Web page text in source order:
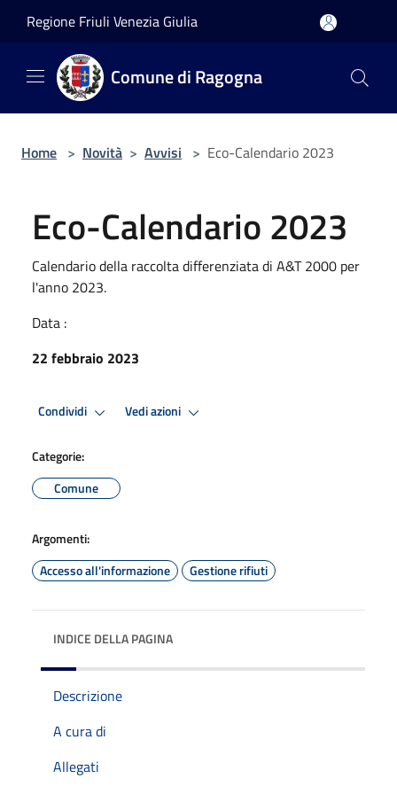
Regione Friuli Venezia Giulia
Comune di Ragogna
Home > Novità > Avvisi > Eco-Calendario 2023
Eco-Calendario 2023
Calendario della raccolta differenziata di A&T 2000 per
l'anno 2023.
Data :
22 febbraio 2023
Condividi Vedi azioni
Categorie:
Comune
Argomenti:
Accesso all'informazione
Gestione rifiuti
INDICE DELLA PAGINA
Descrizione
A cura di
Allegati